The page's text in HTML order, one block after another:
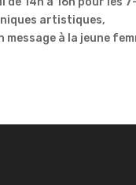
artistiques,
à la jeune